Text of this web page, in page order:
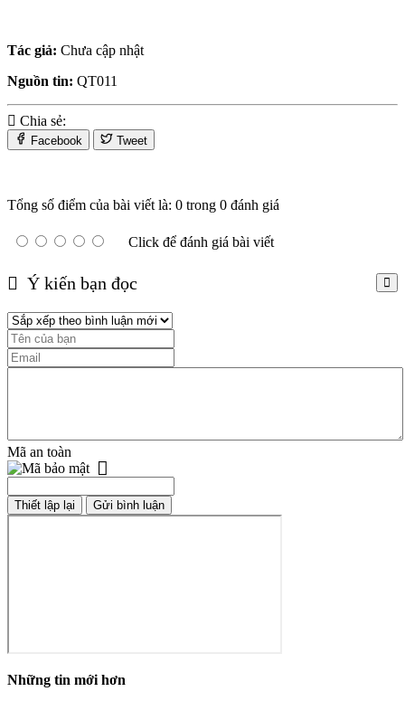
Tác giả: Chưa cập nhật
Nguồn tin: QT011
Chia sẻ:
Facebook Tweet
Tổng số điểm của bài viết là: 0 trong 0 đánh giá
Click để đánh giá bài viết
Ý kiến bạn đọc
Mã an toàn
Những tin mới hơn